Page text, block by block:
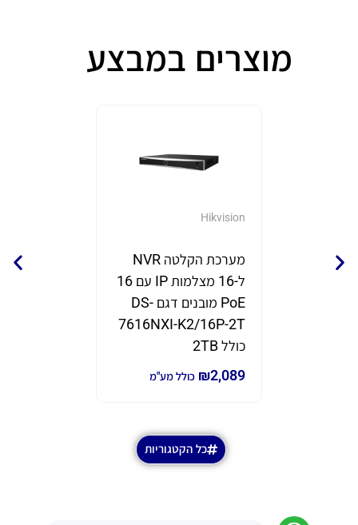
מוצרים במבצע
Hikvision
מערכת הקלטה NVR
ל-16 מצלמות IP עם 16
PoE מובנים דגם DS-
7616NXI-K2/16P-2T
כולל 2TB
₪2,089 כולל מע"מ
כל הקטגוריות